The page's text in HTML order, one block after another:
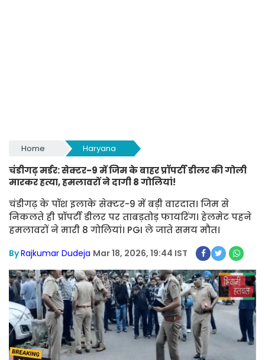
Home Haryana
चंडीगढ़ मर्डर: सेक्टर-9 में जिम के बाहर प्रॉपर्टी डीलर की गोली
मारकर हत्या, हमलावरों ने दागी 8 गोलियां!
चंडीगढ़ के पॉश इलाके सेक्टर-9 में बड़ी वारदात। जिम से
निकलते ही प्रॉपर्टी डीलर पर ताबड़तोड़ फायरिंग। हेलमेट पहने
हमलावरों ने मारी 8 गोलियां। PGI ले जाते समय मौत।
ByRajkumar Dudeja Mar 18, 2026, 19:44 IST